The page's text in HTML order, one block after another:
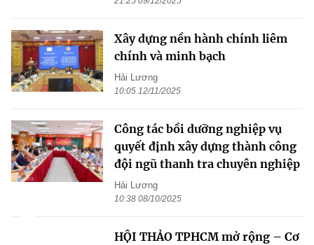
Xây dựng nền hành chính liêm
chính và minh bạch
Hải Lương
10:05 12/11/2025
Công tác bồi dưỡng nghiệp vụ
quyết định xây dựng thành công
đội ngũ thanh tra chuyên nghiệp
Hải Lương
10:38 08/10/2025
HỘI THẢO TPHCM mở rộng – Cơ